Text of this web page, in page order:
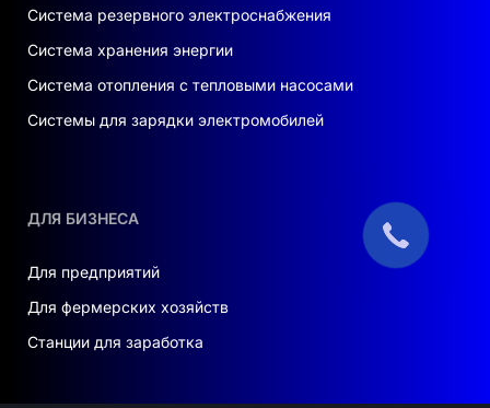
Система резервного электроснабжения
Система хранения энергии
Система отопления с тепловыми насосами
Системы для зарядки электромобилей
ДЛЯ БИЗНЕСА
Для предприятий
Для фермерских хозяйств
Станции для заработка